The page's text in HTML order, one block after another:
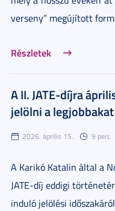
verseny” megújított
Részletek
A II. JATE-díjra
jelölni a legjobbakat
2026. április 15. 9 perc
A Karikó Katalin által a
JATE-díj eddigi
induló jelölési